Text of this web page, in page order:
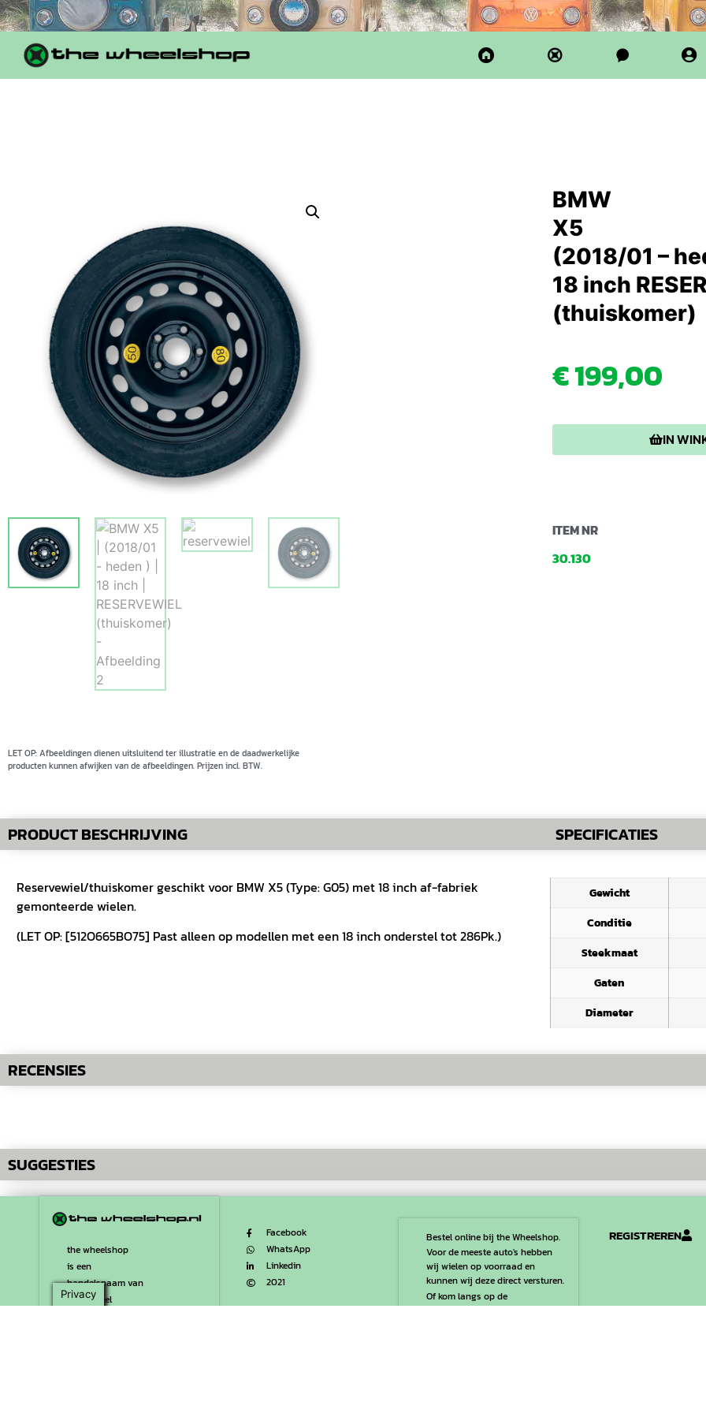
LET OP: Afbeeldingen dienen uitsluitend ter illustratie en de daadwerkelijke
producten kunnen afwijken van de afbeeldingen. Prijzen incl. BTW.
BMW
X5
(2018/01 –
18 inch
(thuiskomer)
€199,00
IN
ITEM NR
30.130
PRODUCT BESCHRIJVING SPECIFICATIES
Reservewiel/thuiskomer geschikt voor BMW X5 (Type: G05) met 18 inch af-fabriek
gemonteerde wielen.
(LET OP: [512O665BO75] Past alleen op modellen met een 18 inch onderstel tot 286Pk.)
Gewicht
Conditie
Steekmaat
Gaten
Diameter
RECENSIES
SUGGESTIES
the wheelshop
is een
handelsnaam van
Mobiwheel
Facebook
WhatsApp
Linkedin
2021
Bestel online bij the Wheelshop.
Voor de meeste auto's hebben
wij wielen op voorraad en
kunnen wij deze direct versturen.
Of kom langs op de
Amsterdamsestraatweg 39 te
REGISTREREN
Privacy